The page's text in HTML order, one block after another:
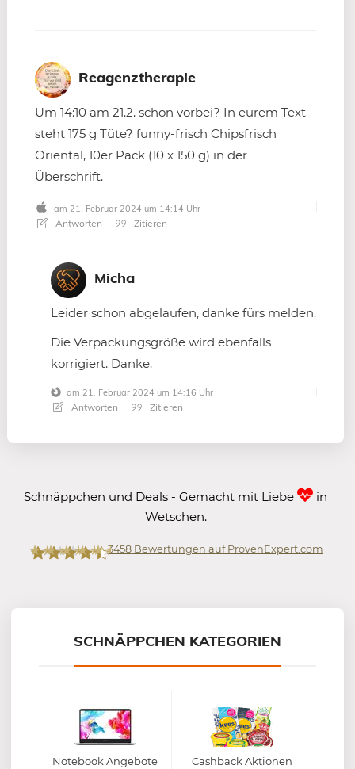
Reagenztherapie
Um 14:10 am 21.2. schon vorbei? In eurem Text
steht 175 g Tüte? funny-frisch Chipsfrisch
Oriental, 10er Pack (10 x 150 g) in der
Überschrift.
am 21. Februar 2024 um 14:14 Uhr
Antworten Zitieren
Micha
Leider schon abgelaufen, danke fürs melden.
Die Verpackungsgröße wird ebenfalls
korrigiert. Danke.
am 21. Februar 2024 um 14:16 Uhr
Antworten Zitieren
Schnäppchen und Deals - Gemacht mit Liebe
in
Wetschen.
3458Bewertungen auf ProvenExpert.com
SCHNÄPPCHEN KATEGORIEN
Notebook Angebote Cashback Aktionen